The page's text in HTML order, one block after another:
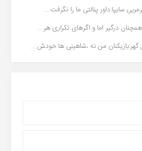
سایپا:داور پنالتی ما را نگرفت...
درگیر اما و اگرهای تکراری هر...
من نه ،شاهینی ها خودش...